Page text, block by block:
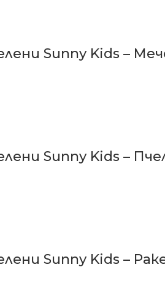
Sunny Kids –
Sunny Kids –
Sunny Kids –